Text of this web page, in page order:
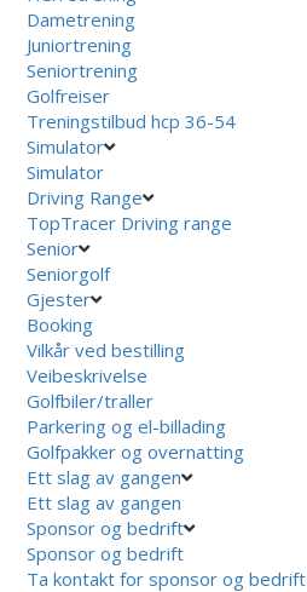
Dametrening
Juniortrening
Seniortrening
Golfreiser
Treningstilbud hcp 36-54
Simulator
Simulator
Driving Range
TopTracer Driving range
Senior
Seniorgolf
Gjester
Booking
Vilkår ved bestilling
Veibeskrivelse
Golfbiler/traller
Parkering og el-billading
Golfpakker og overnatting
Ett slag av gangen
Ett slag av gangen
Sponsor og bedrift
Sponsor og bedrift
Ta kontakt for sponsor og bedrift